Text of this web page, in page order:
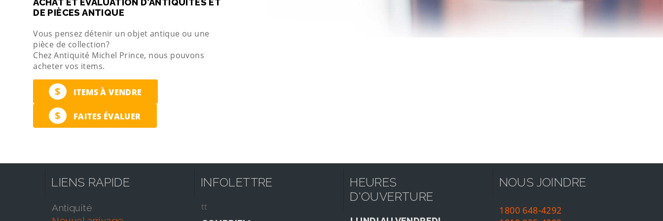
DE PIÈCES ANTIQUE
Vous pensez détenir un objet antique ou une
pièce de collection?
Chez Antiquité Michel Prince, nous pouvons
acheter vos items.
$ ITEMS À VENDRE
$ FAITES ÉVALUER
LIENS RAPIDE
antiquité
INFOLETTRE
tt
HEURES
D'OUVERTURE
NOUS JOINDRE
1800 648-4292